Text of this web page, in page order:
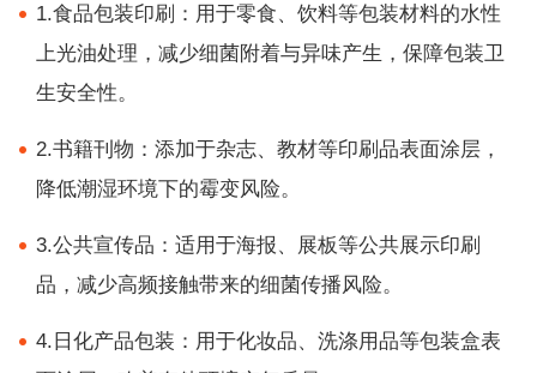
1.食品包装印刷：用于零食、饮料等包装材料的水性
上光油处理，减少细菌附着与异味产生，保障包装卫
生安全性。
2.书籍刊物：添加于杂志、教材等印刷品表面涂层，
降低潮湿环境下的霉变风险。
3.公共宣传品：适用于海报、展板等公共展示印刷
品，减少高频接触带来的细菌传播风险。
4.日化产品包装：用于化妆品、洗涤用品等包装盒表